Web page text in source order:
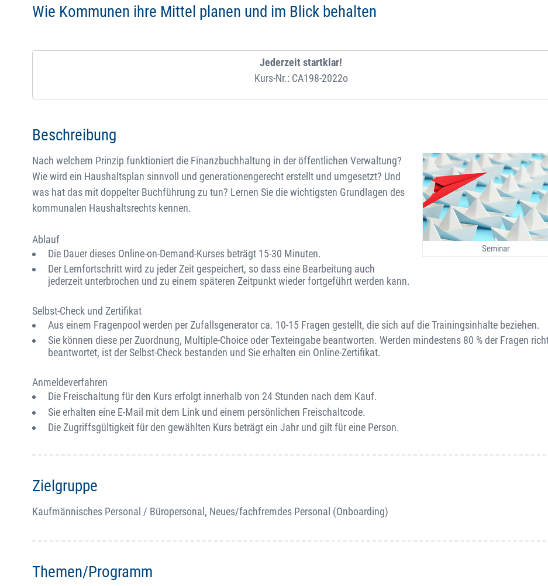
Wie Kommunen ihre Mittel planen und im Blick behalten
Jederzeit startklar!
Kurs-Nr.: CA198-2022o
Beschreibung
Seminar
Nach welchem Prinzip funktioniert die Finanzbuchhaltung in der öffentlichen Verwaltung?
Wie wird ein Haushaltsplan sinnvoll und generationengerecht erstellt und umgesetzt? Und
was hat das mit doppelter Buchführung zu tun? Lernen Sie die wichtigsten Grundlagen des
kommunalen Haushaltsrechts kennen.
Ablauf
Die Dauer dieses Online-on-Demand-Kurses beträgt 15-30 Minuten.
Der Lernfortschritt wird zu jeder Zeit gespeichert, so dass eine Bearbeitung auch
jederzeit unterbrochen und zu einem späteren Zeitpunkt wieder fortgeführt werden kann.
Selbst-Check und Zertifikat
Aus einem Fragenpool werden per Zufallsgenerator ca. 10-15 Fragen gestellt, die sich auf die Trainingsinhalte beziehen.
Sie können diese per Zuordnung, Multiple-Choice oder Texteingabe beantworten. Werden mindestens 80 % der Fragen
beantwortet, ist der Selbst-Check bestanden und Sie erhalten ein Online-Zertifikat.
Anmeldeverfahren
Die Freischaltung für den Kurs erfolgt innerhalb von 24 Stunden nach dem Kauf.
Sie erhalten eine E-Mail mit dem Link und einem persönlichen Freischaltcode.
Die Zugriffsgültigkeit für den gewählten Kurs beträgt ein Jahr und gilt für eine Person.
Zielgruppe
Kaufmännisches Personal / Büropersonal, Neues/fachfremdes Personal (Onboarding)
Themen/Programm